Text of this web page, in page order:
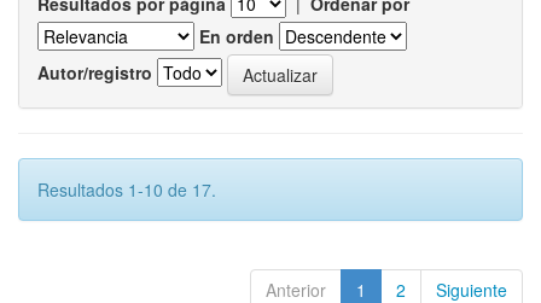
En orden
Autor/registro
Resultados 1-10 de 17.
Anterior 1 2 Siguiente